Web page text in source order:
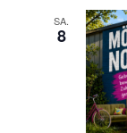
SA.
8